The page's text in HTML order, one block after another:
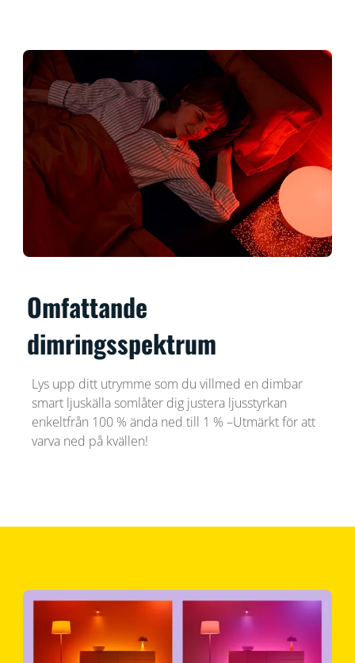
Omfattande
dimringsspektrum
Lys upp ditt utrymme som du villmed en dimbar
smart ljuskälla somlåter dig justera ljusstyrkan
enkeltfrån 100 % ända ned till 1 % –Utmärkt för att
varva ned på kvällen!